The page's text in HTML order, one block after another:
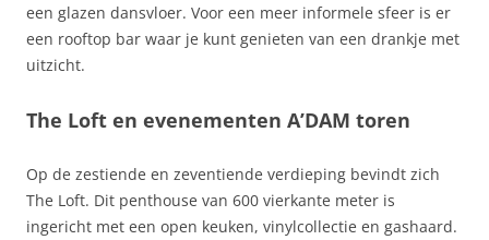
een glazen dansvloer. Voor een meer informele sfeer is er
een rooftop bar waar je kunt genieten van een drankje met
uitzicht.
The Loft en evenementen A’DAM toren
Op de zestiende en zeventiende verdieping bevindt zich
The Loft. Dit penthouse van 600 vierkante meter is
ingericht met een open keuken, vinylcollectie en gashaard.